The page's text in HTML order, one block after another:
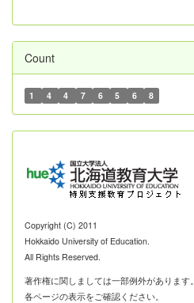
Count
1 4 4 7 6 5 6 8
Copyright (C) 2011
Hokkaido University of Education.
All Rights Reserved.
著作権に関しましては一部例外があります。
各ページの表示をご確認ください。